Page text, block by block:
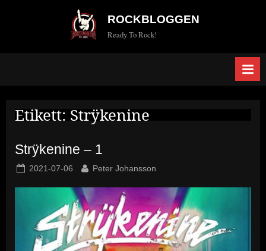
ROCKBLOGGEN
Ready To Rock!
Etikett: Strÿkenine
Strÿkenine – 1
Posted
2021-07-06 By
Peter Johansson